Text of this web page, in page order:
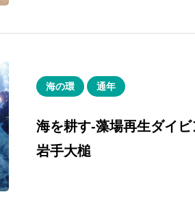
海の環 通年
海を耕す-藻場再生ダイビ
岩手大槌